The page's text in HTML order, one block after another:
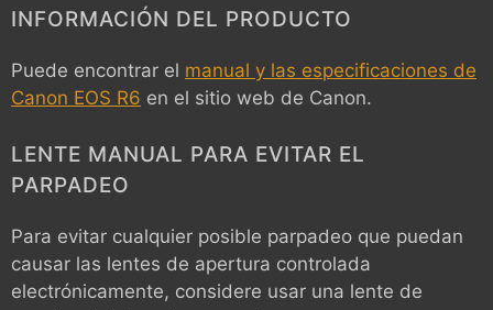
INFORMACIÓN DEL PRODUCTO
Puede encontrar el manual y las especificaciones de
Canon EOS R6 en el sitio web de Canon.
LENTE MANUAL PARA EVITAR EL
PARPADEO
Para evitar cualquier posible parpadeo que puedan
causar las lentes de apertura controlada
electrónicamente, considere usar una lente de